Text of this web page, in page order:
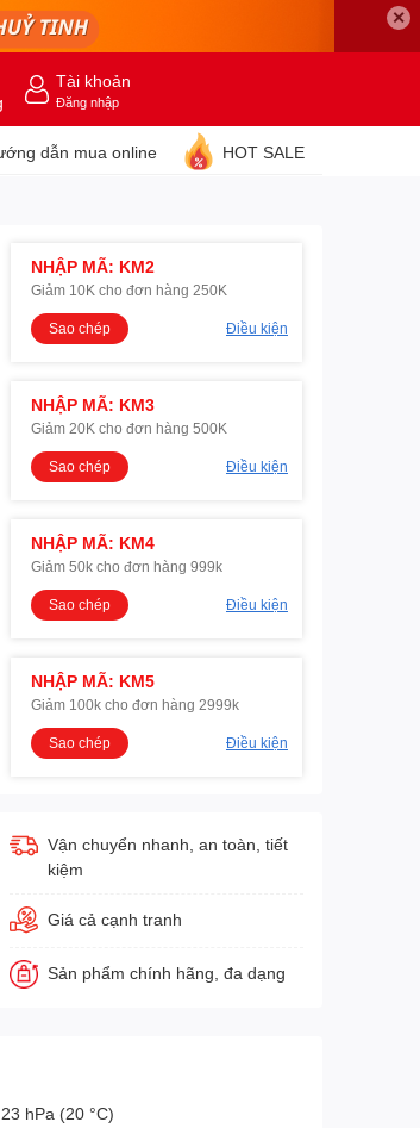
✕
Tài khoản
Đăng nhập
dẫn mua online HOT SALE
NHẬP MÃ: KM2
Giảm 10K cho đơn hàng 250K
Sao chép Điều kiện
NHẬP MÃ: KM3
Giảm 20K cho đơn hàng 500K
Sao chép Điều kiện
NHẬP MÃ: KM4
Giảm 50k cho đơn hàng 999k
Sao chép Điều kiện
NHẬP MÃ: KM5
Giảm 100k cho đơn hàng 2999k
Sao chép Điều kiện
Vận chuyển nhanh, an toàn, tiết
kiệm
Giá cả cạnh tranh
Sản phẩm chính hãng, đa dạng
hPa (20 °C)